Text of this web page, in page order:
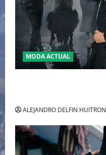
MODA ACTUAL
ALEJANDRO DELFIN HUITRON